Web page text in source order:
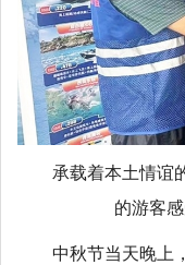
承载着本土情谊
的游客
中秋节当天晚上